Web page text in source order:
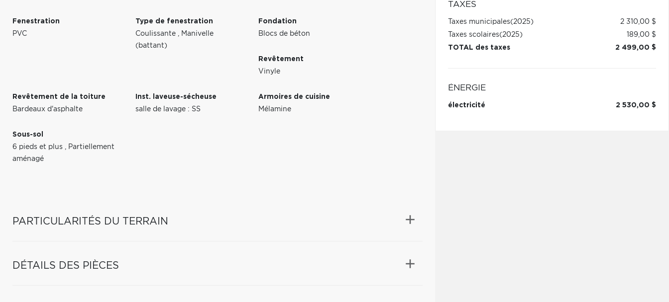
Fenestration
PVC
Type de fenestration
Coulissante , Manivelle
(battant)
Fondation
Blocs de béton
Revêtement
Vinyle
Revêtement de la toiture
Bardeaux d'asphalte
Inst. laveuse-sécheuse
salle de lavage : SS
Armoires de cuisine
Mélamine
Sous-sol
6 pieds et plus , Partiellement
aménagé
PARTICULARITÉS DU TERRAIN
DÉTAILS DES PIÈCES
TAXES
Taxes municipales(2025)
2 310,00 $
Taxes scolaires(2025)
189,00 $
TOTAL des taxes
2 499,00 $
ÉNERGIE
électricité 2 530,00 $